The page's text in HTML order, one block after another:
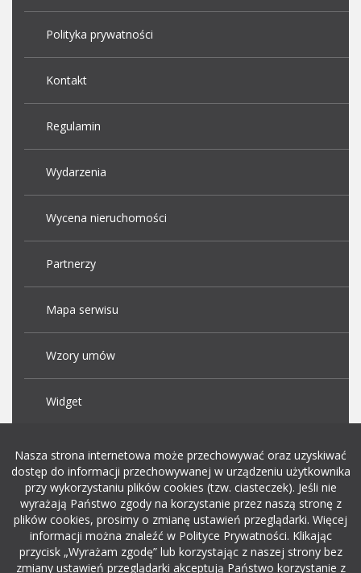
Polityka prywatności
Kontakt
Regulamin
Wydarzenia
Wycena nieruchomości
Partnerzy
Mapa serwisu
Wzory umów
Widget
Dodaj ogłoszenie o pracę
rekrutacja w it
Nasza strona internetowa może przechowywać oraz uzyskiwać
dostęp do informacji przechowywanej w urządzeniu użytkownika
przy wykorzystaniu plików cookies (tzw. ciasteczek). Jeśli nie
wyrażają Państwo zgody na korzystanie przez naszą stronę z
plików cookies, prosimy o zmianę ustawień przeglądarki. Więcej
informacji można znaleźć w Polityce Prywatności. Klikając
przycisk „Wyrażam zgodę” lub korzystając z naszej strony bez
zmiany ustawień przeglądarki akceptują Państwo korzystanie z